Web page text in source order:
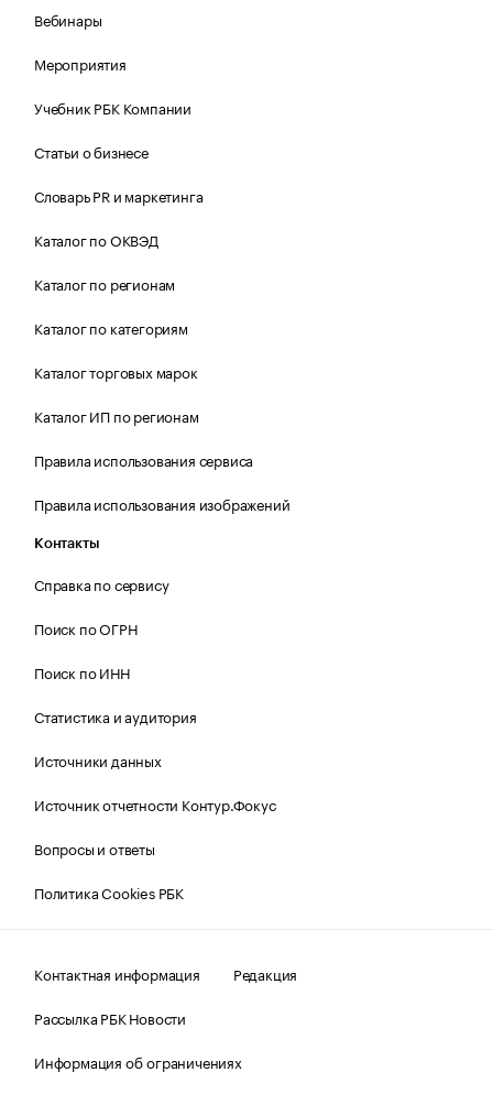
Вебинары
Мероприятия
Учебник РБК Компании
Статьи о бизнесе
Словарь PR и маркетинга
Каталог по ОКВЭД
Каталог по регионам
Каталог по категориям
Каталог торговых марок
Каталог ИП по регионам
Правила использования сервиса
Правила использования изображений
Контакты
Справка по сервису
Поиск по ОГРН
Поиск по ИНН
Статистика и аудитория
Источники данных
Источник отчетности Контур.Фокус
Вопросы и ответы
Политика Cookies РБК
Контактная информация
Редакция
Рассылка РБК Новости
Информация об ограничениях